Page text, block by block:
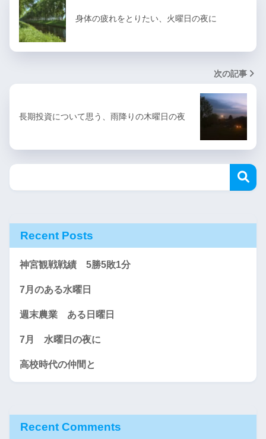
身体の疲れをとりたい、火曜日の夜に
次の記事
長期投資について思う、雨降りの木曜日の夜
Recent Posts
神宮観戦戦績 5勝5敗1分
7月のある水曜日
週末農業 ある日曜日
7月 水曜日の夜に
高校時代の仲間と
Recent Comments